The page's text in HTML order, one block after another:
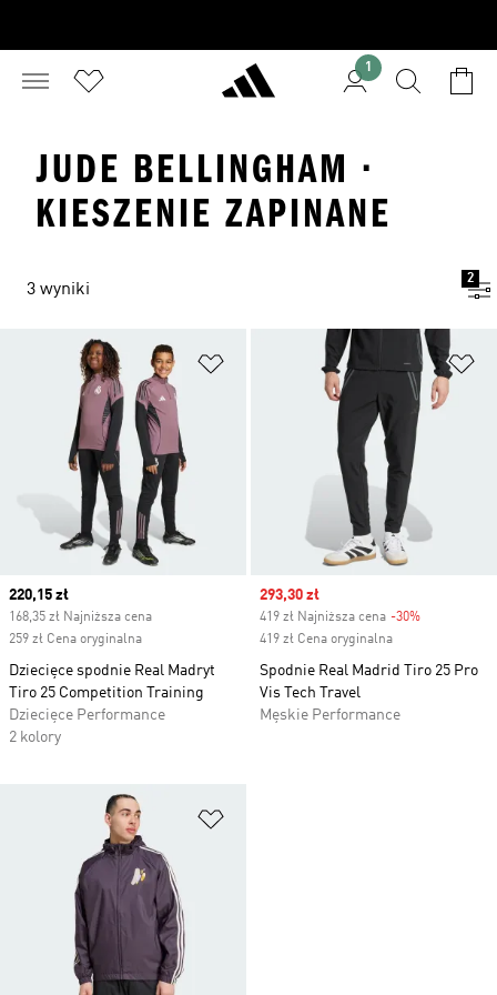
1
JUDE BELLINGHAM ·
KIESZENIE ZAPINANE
3 wyniki
2
Dodaj do listy życzeń
Current price
220,15 zł
168,35 zł Najniższa cena
259 zł Cena oryginalna
Dziecięce spodnie Real Madryt
Tiro 25 Competition Training
Dziecięce Performance
2 kolory
Sale price
293,30 zł
419 zł Najniższa cena -30%
419 zł Cena oryginalna
Spodnie Real Madrid Tiro 25 Pro
Vis Tech Travel
Męskie Performance